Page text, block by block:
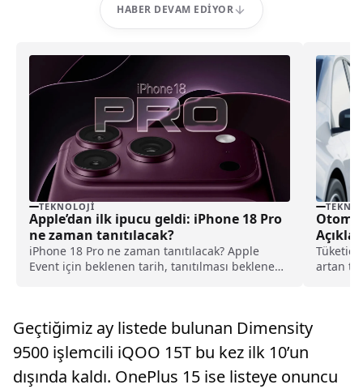
HABER DEVAM EDIYOR
TEKNOLOJI
Apple’dan ilk ipucu geldi: iPhone 18 Pro
ne zaman tanıtılacak?
iPhone 18 Pro ne zaman tanıtılacak? Apple
Event için beklenen tarih, tanıtılması beklenen
Kaldı
Tüketici
artan
Geçtiğimiz ay listede bulunan Dimensity
9500 işlemcili iQOO 15T bu kez ilk 10’un
dışında kaldı. OnePlus 15 ise listeye onuncu